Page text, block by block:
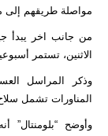
مواصلة طريقهم إلى
من جانب اخر يبدأ
الاثنين، تستمر
المناورات تشمل
وأوضح “بلومنتال”